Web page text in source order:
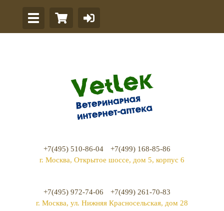
+7(495) 510-86-04
+7(499) 168-85-86
г. Москва, Открытое шоссе, дом 5, корпус 6
+7(495) 972-74-06
+7(499) 261-70-83
г. Москва, ул. Нижняя Красносельская, дом 28